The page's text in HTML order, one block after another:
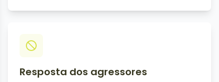
Resposta dos agressores